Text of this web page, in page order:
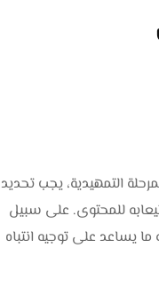
التمهيدية، يجب تحديد
للمحتوى. على سبيل
يساعد على توجيه انتباه